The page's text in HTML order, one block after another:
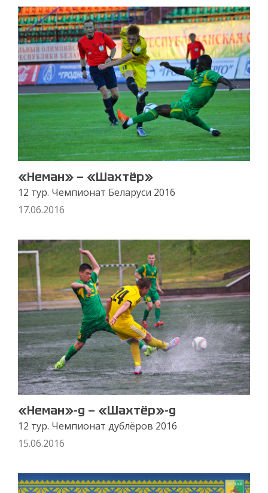
«Неман» — «Шахтёр»
12 тур. Чемпионат Беларуси 2016
17.06.2016
«Неман»-д — «Шахтёр»-д
12 тур. Чемпионат дублёров 2016
15.06.2016